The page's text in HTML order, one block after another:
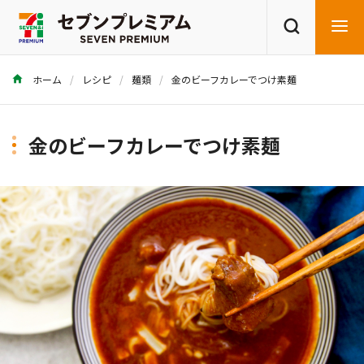
商品を探す レシピを探す
ホーム レシピ 麺類 金のビーフカレーでつけ素麺
金のビーフカレーでつけ素麺